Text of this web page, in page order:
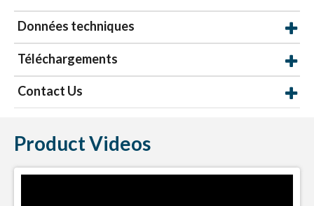
Données techniques
Téléchargements
Contact Us
Product Videos